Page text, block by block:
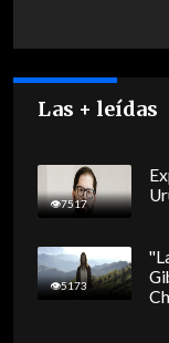
Las + leídas
7517
5173